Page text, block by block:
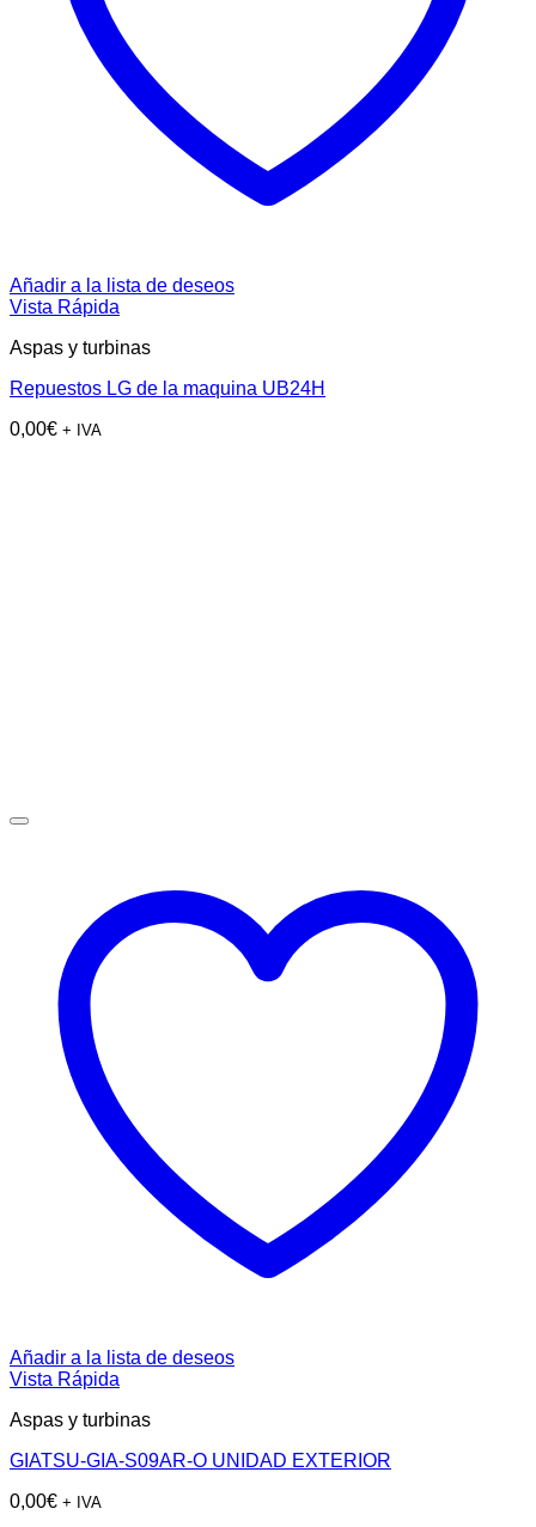
Añadir a la lista de deseos
Vista Rápida
Aspas y turbinas
Repuestos LG de la maquina UB24H
0,00€ + IVA
Añadir a la lista de deseos
Vista Rápida
Aspas y turbinas
GIATSU-GIA-S09AR-O UNIDAD EXTERIOR
0,00€ + IVA